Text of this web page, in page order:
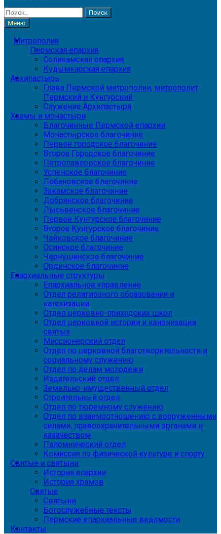
Найти:
Меню
Митрополия
Пермская епархия
Соликамская епархия
Кудымкарская епархия
Архипастырь
Глава Пермской митрополии, митрополит
Пермский и Кунгурский
Служение Архипастыря
Храмы и монастыри
Благочинные Пермской епархии
Монастырское благочиние
Первое городское благочиние
Второе Городское благочиние
Петропавловское благочиние
Успенское благочиние
Лобановское благочиние
Закамское благочиние
Добрянское благочиние
Лысьвенское благочиние
Первое Кунгурское благочиние
Второе Кунгурское благочиние
Чайковское благочиние
Осинское благочиние
Чернушинское благочиние
Ординское благочиние
Епархиальные структуры
Епархиальное управление
Отдел религиозного образования и
катехизации
Отдел церковно-приходских школ
Отдел церковной истории и канонизации
святых
Миссионерский отдел
Отдел по церковной благотворительности и
социальному служению
Отдел по делам молодежи
Издательский отдел
Земельно-имущественный отдел
Строительный отдел
Отдел по тюремному служению
Отдел по взаимоотношению с вооруженными
силами, правоохранительными органами и
казачеством
Паломнический отдел
Комиссия по физической культуре и спорту
Святые и святыни
История епархии
История храмов
Святые
Святыни
Богослужебные тексты
Пермские епархиальные ведомости
Контакты